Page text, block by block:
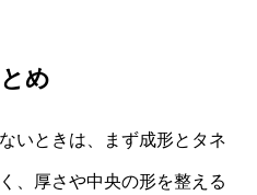
め
いときは、まず成形とタネ
、厚さや中央の形を整える